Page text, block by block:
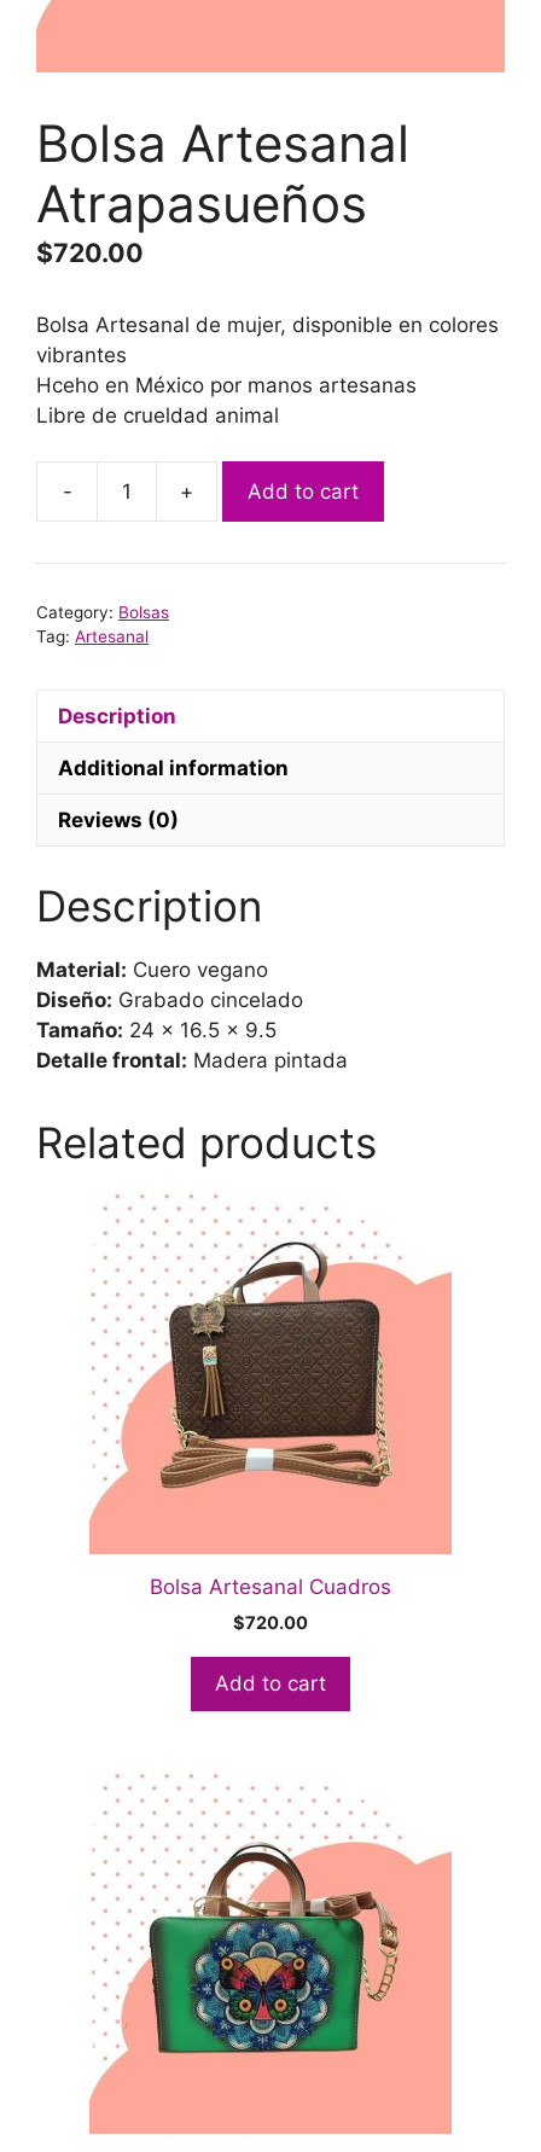
Bolsa Artesanal
Atrapasueños
$720.00
Bolsa Artesanal de mujer, disponible en colores
vibrantes
Hceho en México por manos artesanas
Libre de crueldad animal
-
Bolsa
Atrapasueños
+ Add to cart
Category: Bolsas
Tag: Artesanal
Description
Additional information
Reviews (0)
Description
Material: Cuero vegano
Diseño: Grabado cincelado
Tamaño: 24 x 16.5 x 9.5
Detalle frontal: Madera pintada
Related products
Bolsa Artesanal Cuadros
$720.00
Add to cart